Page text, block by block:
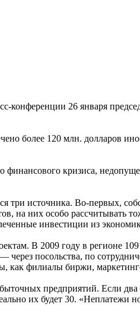
26 января
более 120 млн. долларов
кризиса,
три источника. Во-первых,
на них особо рассчитывать
инвестиции из
В 2009 году в регионе
посольства, по
как филиалы биржи,
предприятий. Если два
их будет 30. «Неплатежи